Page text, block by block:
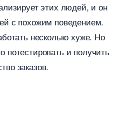
этих людей, и он
с похожим поведением.
несколько хуже. Но
и получить
заказов.